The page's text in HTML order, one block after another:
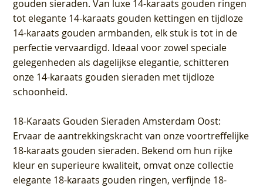
gouden sieraden. Van luxe 14-karaats gouden ringen
tot elegante 14-karaats gouden kettingen en tijdloze
14-karaats gouden armbanden, elk stuk is tot in de
perfectie vervaardigd. Ideaal voor zowel speciale
gelegenheden als dagelijkse elegantie, schitteren
onze 14-karaats gouden sieraden met tijdloze
schoonheid.
18-Karaats Gouden Sieraden Amsterdam Oost:
Ervaar de aantrekkingskracht van onze voortreffelijke
18-karaats gouden sieraden. Bekend om hun rijke
kleur en superieure kwaliteit, omvat onze collectie
elegante 18-karaats gouden ringen, verfijnde 18-